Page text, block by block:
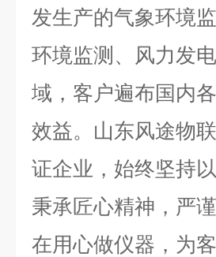
发生产的气象环境
环境监测、风力发
域，客户遍布国内
效益。山东风途物
证企业，始终坚持
秉承匠心精神，严
在用心做仪器，为